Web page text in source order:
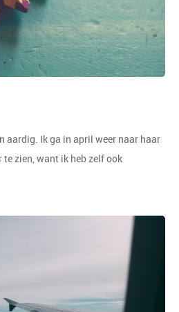
aardig. Ik ga in april weer naar haar
te zien, want ik heb zelf ook